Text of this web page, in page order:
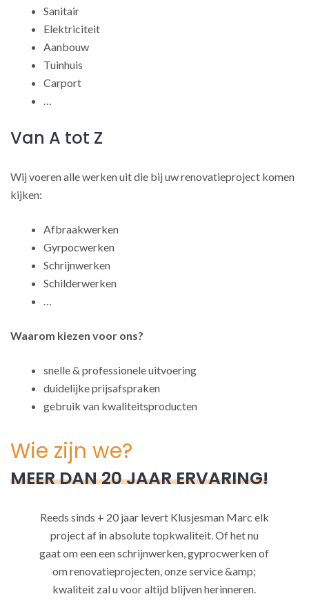
Sanitair
Elektriciteit
Aanbouw
Tuinhuis
Carport
…
Van A tot Z
Wij voeren alle werken uit die bij uw renovatieproject komen
kijken:
Afbraakwerken
Gyrpocwerken
Schrijnwerken
Schilderwerken
…
Waarom kiezen voor ons?
snelle & professionele uitvoering
duidelijke prijsafspraken
gebruik van kwaliteitsproducten
Wie zijn we?
MEER DAN 20 JAAR ERVARING!
Reeds sinds + 20 jaar levert Klusjesman Marc elk
project af in absolute topkwaliteit. Of het nu
gaat om een een schrijnwerken, gyprocwerken of
om renovatieprojecten, onze service &amp;
kwaliteit zal u voor altijd blijven herinneren.